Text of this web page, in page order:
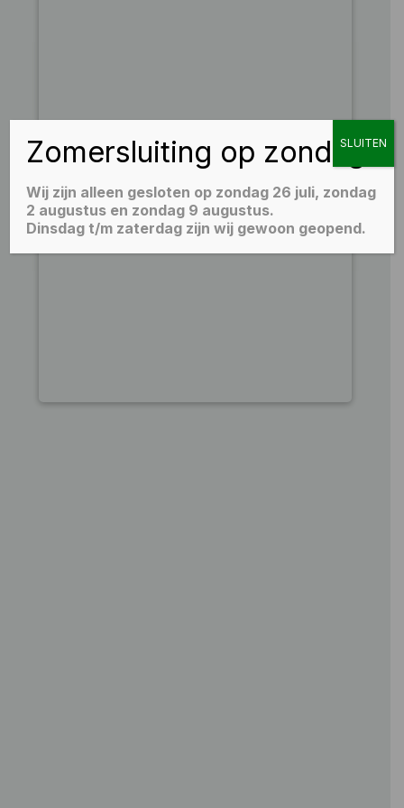
Zomersluiting op zondag
Wij zijn alleen gesloten op zondag 26 juli, zondag
2 augustus en zondag 9 augustus.
Dinsdag t/m zaterdag zijn wij gewoon geopend.
SLUITEN